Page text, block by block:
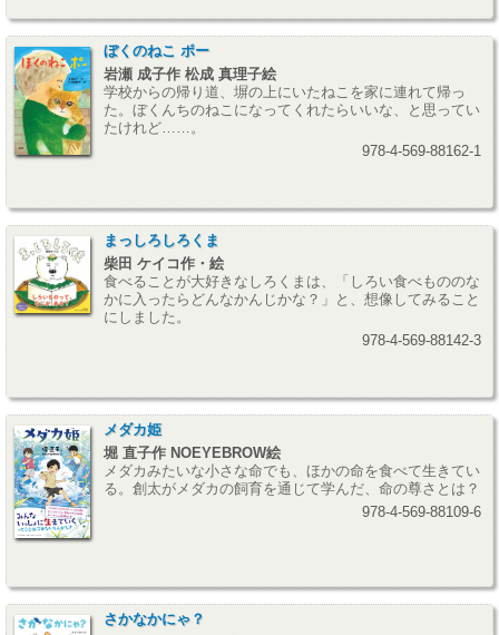
ぼくのねこ ポー
岩瀬 成子作 松成 真理子絵
学校からの帰り道、塀の上にいたねこを家に連れて帰っ
た。ぼくんちのねこになってくれたらいいな、と思ってい
たけれど……。
978-4-569-88162-1
まっしろしろくま
柴田 ケイコ作・絵
食べることが大好きなしろくまは、「しろい食べもののな
かに入ったらどんなかんじかな？」と、想像してみること
にしました。
978-4-569-88142-3
メダカ姫
堀 直子作 NOEYEBROW絵
メダカみたいな小さな命でも、ほかの命を食べて生きてい
る。創太がメダカの飼育を通じて学んだ、命の尊さとは？
978-4-569-88109-6
さかなかにゃ？